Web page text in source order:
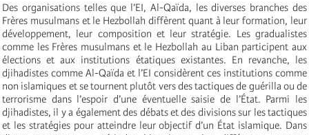
Des organisations telles que l’EI, Al-Qaïda, les diverses branches des
Frères musulmans et le Hezbollah diffèrent quant à leur formation, leur
développement, leur composition et leur stratégie. Les gradualistes
comme les Frères musulmans et le Hezbollah au Liban participent aux
élections et aux institutions étatiques existantes. En revanche, les
djihadistes comme Al-Qaïda et l’EI considèrent ces institutions comme
non islamiques et se tournent plutôt vers des tactiques de guérilla ou de
terrorisme dans l’espoir d’une éventuelle saisie de l’État. Parmi les
djihadistes, il y a également des débats et des divisions sur les tactiques
et les stratégies pour atteindre leur objectif d’un État islamique. Dans